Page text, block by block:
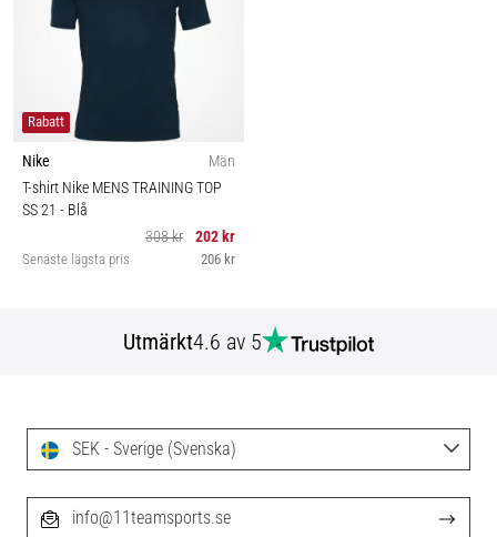
Rabatt
Nike
Män
T-shirt Nike MENS TRAINING TOP
SS 21 - Blå
308 kr
202 kr
Senaste lägsta pris 206 kr
Utmärkt4.6 av 5
SEK - Sverige (Svenska)
info@11teamsports.se